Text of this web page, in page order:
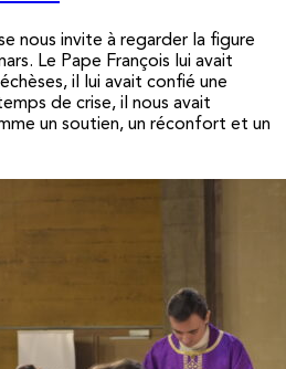
nous invite à regarder la figure
Le Pape François lui avait
il lui avait confié une
de crise, il nous avait
un soutien, un réconfort et un